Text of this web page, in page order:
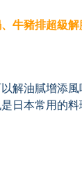
牛豬排超級解
解油膩增添
日本常用的料